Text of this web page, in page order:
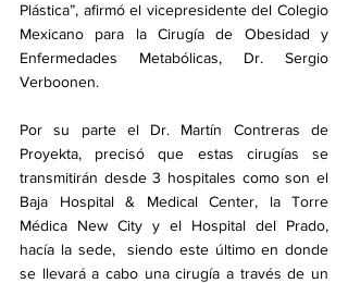
Plástica”, afirmó el vicepresidente del Colegio
Mexicano para la Cirugía de Obesidad y
Enfermedades Metabólicas, Dr. Sergio
Verboonen.
Por su parte el Dr. Martín Contreras de
Proyekta, precisó que estas cirugías se
transmitirán desde 3 hospitales como son el
Baja Hospital & Medical Center, la Torre
Médica New City y el Hospital del Prado,
hacía la sede,  siendo este último en donde
se llevará a cabo una cirugía a través de un